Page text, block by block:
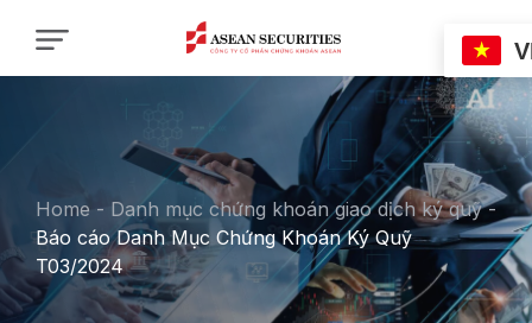
Home - Danh mục chứng khoán giao dịch ký quỹ-
Báo cáo Danh Mục Chứng Khoán Ký Quỹ
T03/2024